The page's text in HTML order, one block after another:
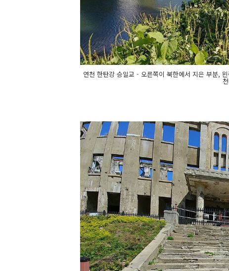
연천 한탄강 승일교 - 오른쪽이 북한에서 지은 부분,